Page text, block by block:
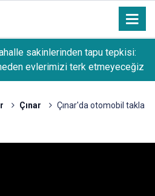
sakinlerinden tapu tepkisi:
evlerimizi terk etmeyeceğiz
Çınar
Çınar'da otomobil takla